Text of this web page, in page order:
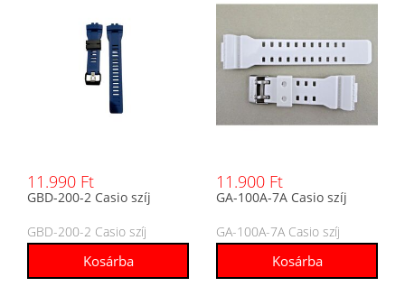
11.990 Ft
GBD-200-2 Casio szíj
GBD-200-2 Casio szíj
11.900 Ft
GA-100A-7A Casio szíj
GA-100A-7A Casio szíj